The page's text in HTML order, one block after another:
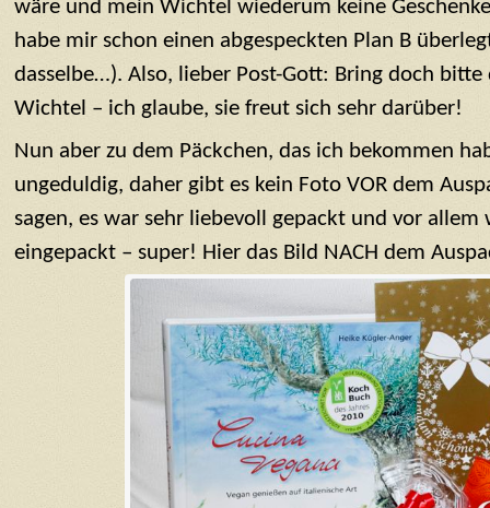
wäre und mein Wichtel wiederum keine
habe mir schon einen abgespeckten Plan B
dasselbe…). Also, lieber Post-Gott: Bring doch bitte
Wichtel – ich glaube, sie freut sich sehr darüber!
Nun aber zu dem Päckchen, das ich bekommen
ungeduldig, daher gibt es kein Foto VOR dem
sagen, es war sehr liebevoll gepackt und vor allem
eingepackt – super! Hier das Bild NACH dem